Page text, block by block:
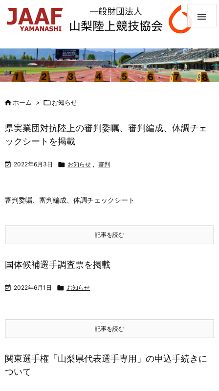

ホーム > お知らせ
県実業団対抗陸上の審判委嘱、審判編成、体調チェ
ックシートを掲載
 2022年6月3日  お知らせ , 審判
審判委嘱、審判編成、体調チェックシート
記事を読む
国体候補選手調査票を掲載
 2022年6月1日  お知らせ
記事を読む
関東選手権「山梨県代表選手専用」の申込手続きに
ついて